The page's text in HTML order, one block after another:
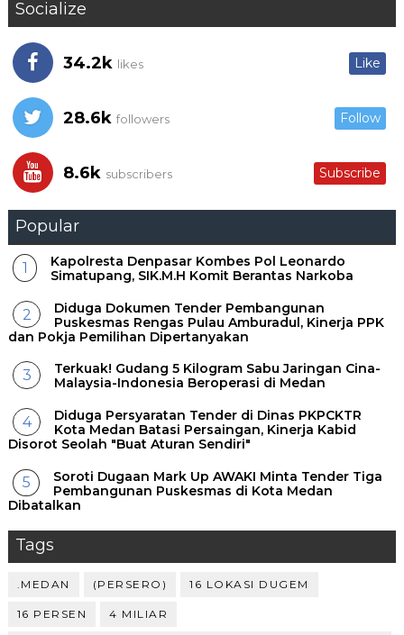
Socialize
34.2k likes Like
28.6k followers Follow
8.6k subscribers Subscribe
Popular
Kapolresta Denpasar Kombes Pol Leonardo
Simatupang, SIK.M.H Komit Berantas Narkoba
Diduga Dokumen Tender Pembangunan
Puskesmas Rengas Pulau Amburadul, Kinerja PPK
dan Pokja Pemilihan Dipertanyakan
Terkuak! Gudang 5 Kilogram Sabu Jaringan Cina-
Malaysia-Indonesia Beroperasi di Medan
Diduga Persyaratan Tender di Dinas PKPCKTR
Kota Medan Batasi Persaingan, Kinerja Kabid
Disorot Seolah "Buat Aturan Sendiri"
Soroti Dugaan Mark Up AWAKI Minta Tender Tiga
Pembangunan Puskesmas di Kota Medan
Dibatalkan
Tags
.MEDAN (PERSERO) 16 LOKASI DUGEM
16 PERSEN 4 MILIAR